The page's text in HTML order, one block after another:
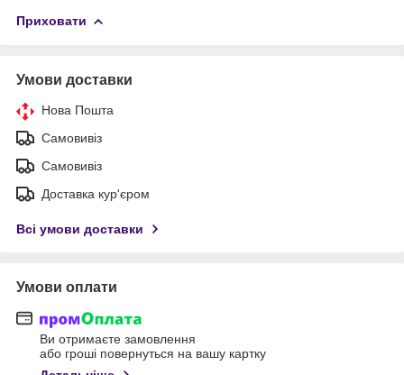
Приховати
Умови доставки
Нова Пошта
Самовивіз
Самовивіз
Доставка кур'єром
Всі умови доставки
Умови оплати
Ви отримаєте замовлення
або гроші повернуться на вашу картку